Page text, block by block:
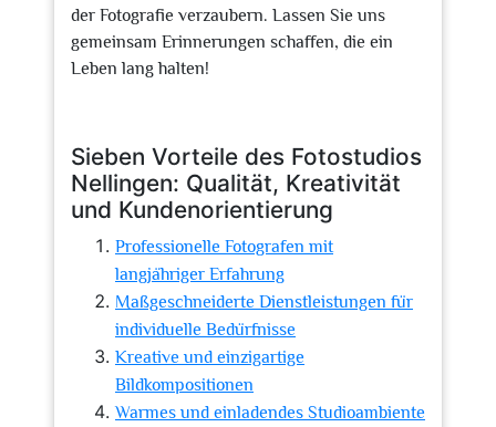
der Fotografie verzaubern. Lassen Sie uns
gemeinsam Erinnerungen schaffen, die ein
Leben lang halten!
Sieben Vorteile des Fotostudios
Nellingen: Qualität, Kreativität
und Kundenorientierung
Professionelle Fotografen mit
langjähriger Erfahrung
Maßgeschneiderte Dienstleistungen für
individuelle Bedürfnisse
Kreative und einzigartige
Bildkompositionen
Warmes und einladendes Studioambiente